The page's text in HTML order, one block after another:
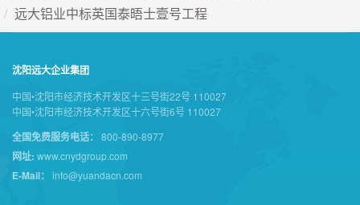
远大铝业中标英国泰晤士壹号工程
沈阳远大企业集团
中国•沈阳市经济技术开发区十三号街22号 110027
中国•沈阳市经济技术开发区十六号街6号 110027
全国免费服务电话： 800-890-8977
网址: www.cnydgroup.com
E-Mail： info@yuandacn.com